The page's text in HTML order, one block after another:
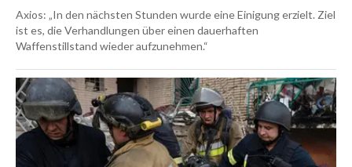
Axios: „In den nächsten Stunden wurde eine Einigung erzielt. Ziel
ist es, die Verhandlungen über einen dauerhaften
Waffenstillstand wieder aufzunehmen.“